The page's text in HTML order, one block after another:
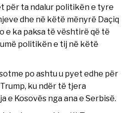
për ta ndalur politikën e tyre
dhe në këtë mënyrë Daçiq
e ka paksa të vështirë që të
politikën e tij në këtë
po ashtu u pyet edhe për
ku ndër të tjera
e Kosovës nga ana e Serbisë.